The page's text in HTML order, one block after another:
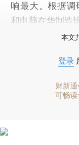
响最大。根据调
和电脑在华制造
本文
登录
财新通
可畅读